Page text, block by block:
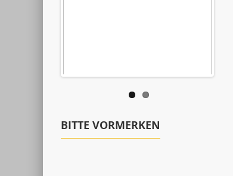
BITTE VORMERKEN